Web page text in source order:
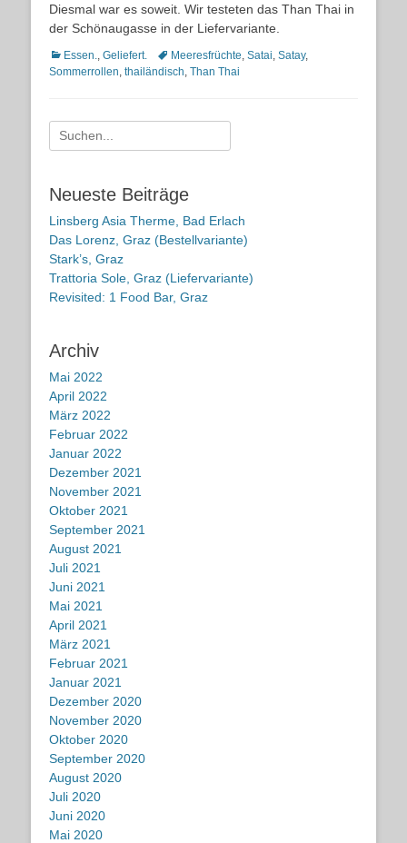
Diesmal war es soweit. Wir testeten das Than Thai in
der Schönaugasse in der Liefervariante.
Kategorien
Essen., Geliefert. Schlagworte
Meeresfrüchte, Satai, Satay,
Sommerrollen, thailändisch, Than Thai
Suche
nach:
Neueste Beiträge
Linsberg Asia Therme, Bad Erlach
Das Lorenz, Graz (Bestellvariante)
Stark’s, Graz
Trattoria Sole, Graz (Liefervariante)
Revisited: 1 Food Bar, Graz
Archiv
Mai 2022
April 2022
März 2022
Februar 2022
Januar 2022
Dezember 2021
November 2021
Oktober 2021
September 2021
August 2021
Juli 2021
Juni 2021
Mai 2021
April 2021
März 2021
Februar 2021
Januar 2021
Dezember 2020
November 2020
Oktober 2020
September 2020
August 2020
Juli 2020
Juni 2020
Mai 2020